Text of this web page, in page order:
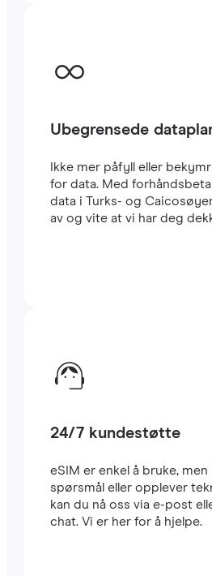
Ubegrensede
Ikke mer påfyll eller
for data. Med
data i Turks- og
av og vite at vi har deg
24/7 kundestøtte
eSIM er enkel å bruke, men
spørsmål eller opplever
kan du nå oss via e-post
chat. Vi er her for å hjelpe.